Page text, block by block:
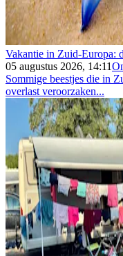
Vakantie in Zuid-Europa:
05 augustus 2026, 14:11
Sommige beestjes die in
overlast veroorzaken...